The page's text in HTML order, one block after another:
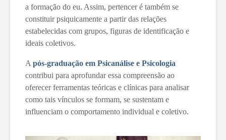
a formação do eu. Assim, pertencer é também se
constituir psiquicamente a partir das relações
estabelecidas com grupos, figuras de identificação e
ideais coletivos.
A pós-graduação em Psicanálise e Psicologia
contribui para aprofundar essa compreensão ao
oferecer ferramentas teóricas e clínicas para analisar
como tais vínculos se formam, se sustentam e
influenciam o comportamento individual e coletivo.